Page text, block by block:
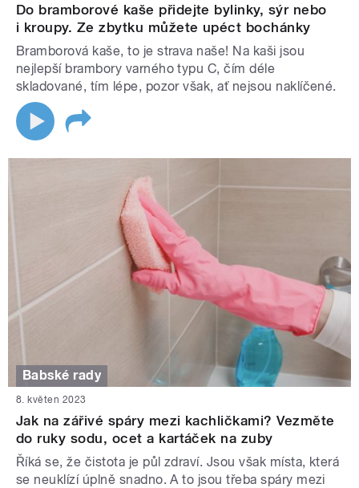
Do bramborové kaše přidejte bylinky, sýr nebo
i kroupy. Ze zbytku můžete upéct bochánky
Bramborová kaše, to je strava naše! Na kaši jsou
nejlepší brambory varného typu C, čím déle
skladované, tím lépe, pozor však, ať nejsou naklíčené.
Babské rady
8. květen 2023
Jak na zářivé spáry mezi kachličkami? Vezměte
do ruky sodu, ocet a kartáček na zuby
Říká se, že čistota je půl zdraví. Jsou však místa, která
se neuklízí úplně snadno. A to jsou třeba spáry mezi